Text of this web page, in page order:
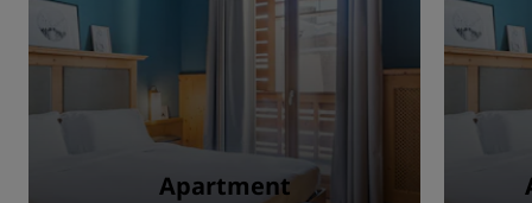
Apartment